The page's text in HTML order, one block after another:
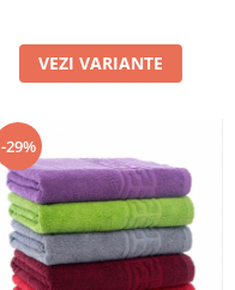
VEZI VARIANTE
-29%